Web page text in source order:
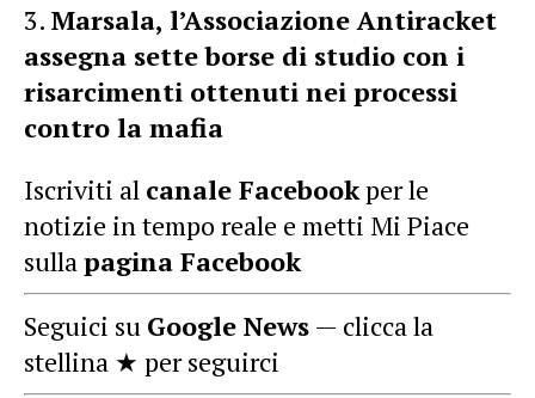
Marsala, l’Associazione Antiracket
assegna sette borse di studio con i
risarcimenti ottenuti nei processi
contro la mafia
Iscriviti al canale Facebookper le
notizie in tempo reale e metti Mi Piace
sullapagina Facebook
Seguici su Google News — clicca la
stellina ★ per seguirci